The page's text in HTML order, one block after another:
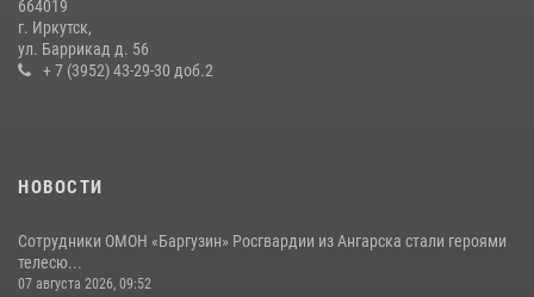
Сотрудники СОБР «Байкал» Росгвардии отработали ликвидацию
условных диверсионных групп в различных условиях местности
664019
г. Иркутск,
ул. Баррикад д. 56
+ 7 (3952) 43-29-30 доб.2
НОВОСТИ
Сотрудники ОМОН «Баргузин» Росгвардии из Ангарска стали героями
телесю...
07 августа 2026, 09:52